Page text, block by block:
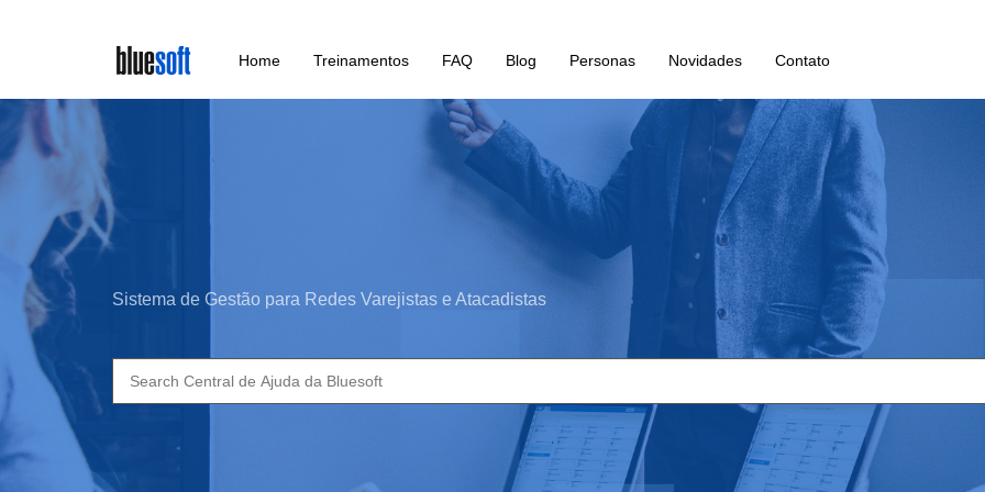
main
content
Home Treinamentos FAQ Blog Personas Novidades Contato
Sistema de Gestão para Redes Varejistas e Atacadistas
Search
for: